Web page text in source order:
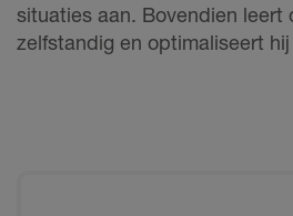
situaties aan. Bovendien leert
zelfstandig en optimaliseert